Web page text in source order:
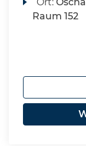
Raum 152